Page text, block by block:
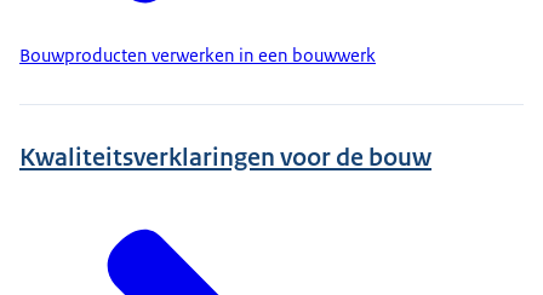
Bouwproducten verwerken in een bouwwerk
Kwaliteitsverklaringen voor de bouw